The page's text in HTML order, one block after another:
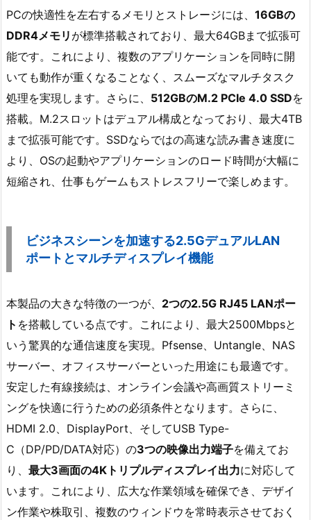
PCの快適性を左右するメモリとストレージには、 16GBの
DDR4メモリ が標準搭載されており、最大64GBまで拡張可
能です。これにより、複数のアプリケーションを同時に開
いても動作が重くなることなく、スムーズなマルチタスク
処理を実現します。さらに、 512GBのM.2 PCIe 4.0 SSDを
搭載。M.2スロットはデュアル構成となっており、最大4TB
まで拡張可能です。SSDならではの高速な読み書き速度に
より、OSの起動やアプリケーションのロード時間が大幅に
短縮され、仕事もゲームもストレスフリーで楽しめます。
ビジネスシーンを加速する2.5GデュアルLAN
ポートとマルチディスプレイ機能
本製品の大きな特徴の一つが、 2つの2.5G RJ45 LANポー
ト を搭載している点です。これにより、最大2500Mbpsと
いう驚異的な通信速度を実現。Pfsense、Untangle、NAS
サーバー、オフィスサーバーといった用途にも最適です。
安定した有線接続は、オンライン会議や高画質ストリーミ
ングを快適に行うための必須条件となります。さらに、
HDMI 2.0、DisplayPort、そしてUSB Type-
C（DP/PD/DATA対応）の3つの映像出力端子を備えてお
り、 最大3画面の4Kトリプルディスプレイ出力に対応して
います。これにより、広大な作業領域を確保でき、デザイ
ン作業や株取引、複数のウィンドウを常時表示させておく